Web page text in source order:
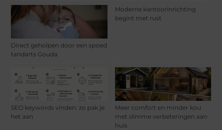
Direct geholpen door een spoed
tandarts Gouda
Moderne kantoorinrichting
begint met rust
SEO keywords vinden: zo pak je
het aan
Meer comfort en minder kou
met slimme verbeteringen aan
huis